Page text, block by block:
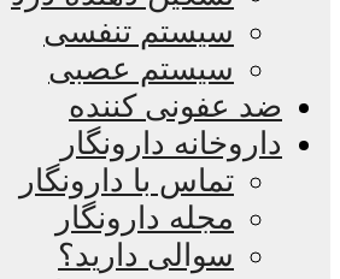
سیستم تنفسی
سیستم عصبی
ضد عفونی کننده
داروخانه دارونگار
تماس با دارونگار
مجله دارونگار
سوالی دارید؟